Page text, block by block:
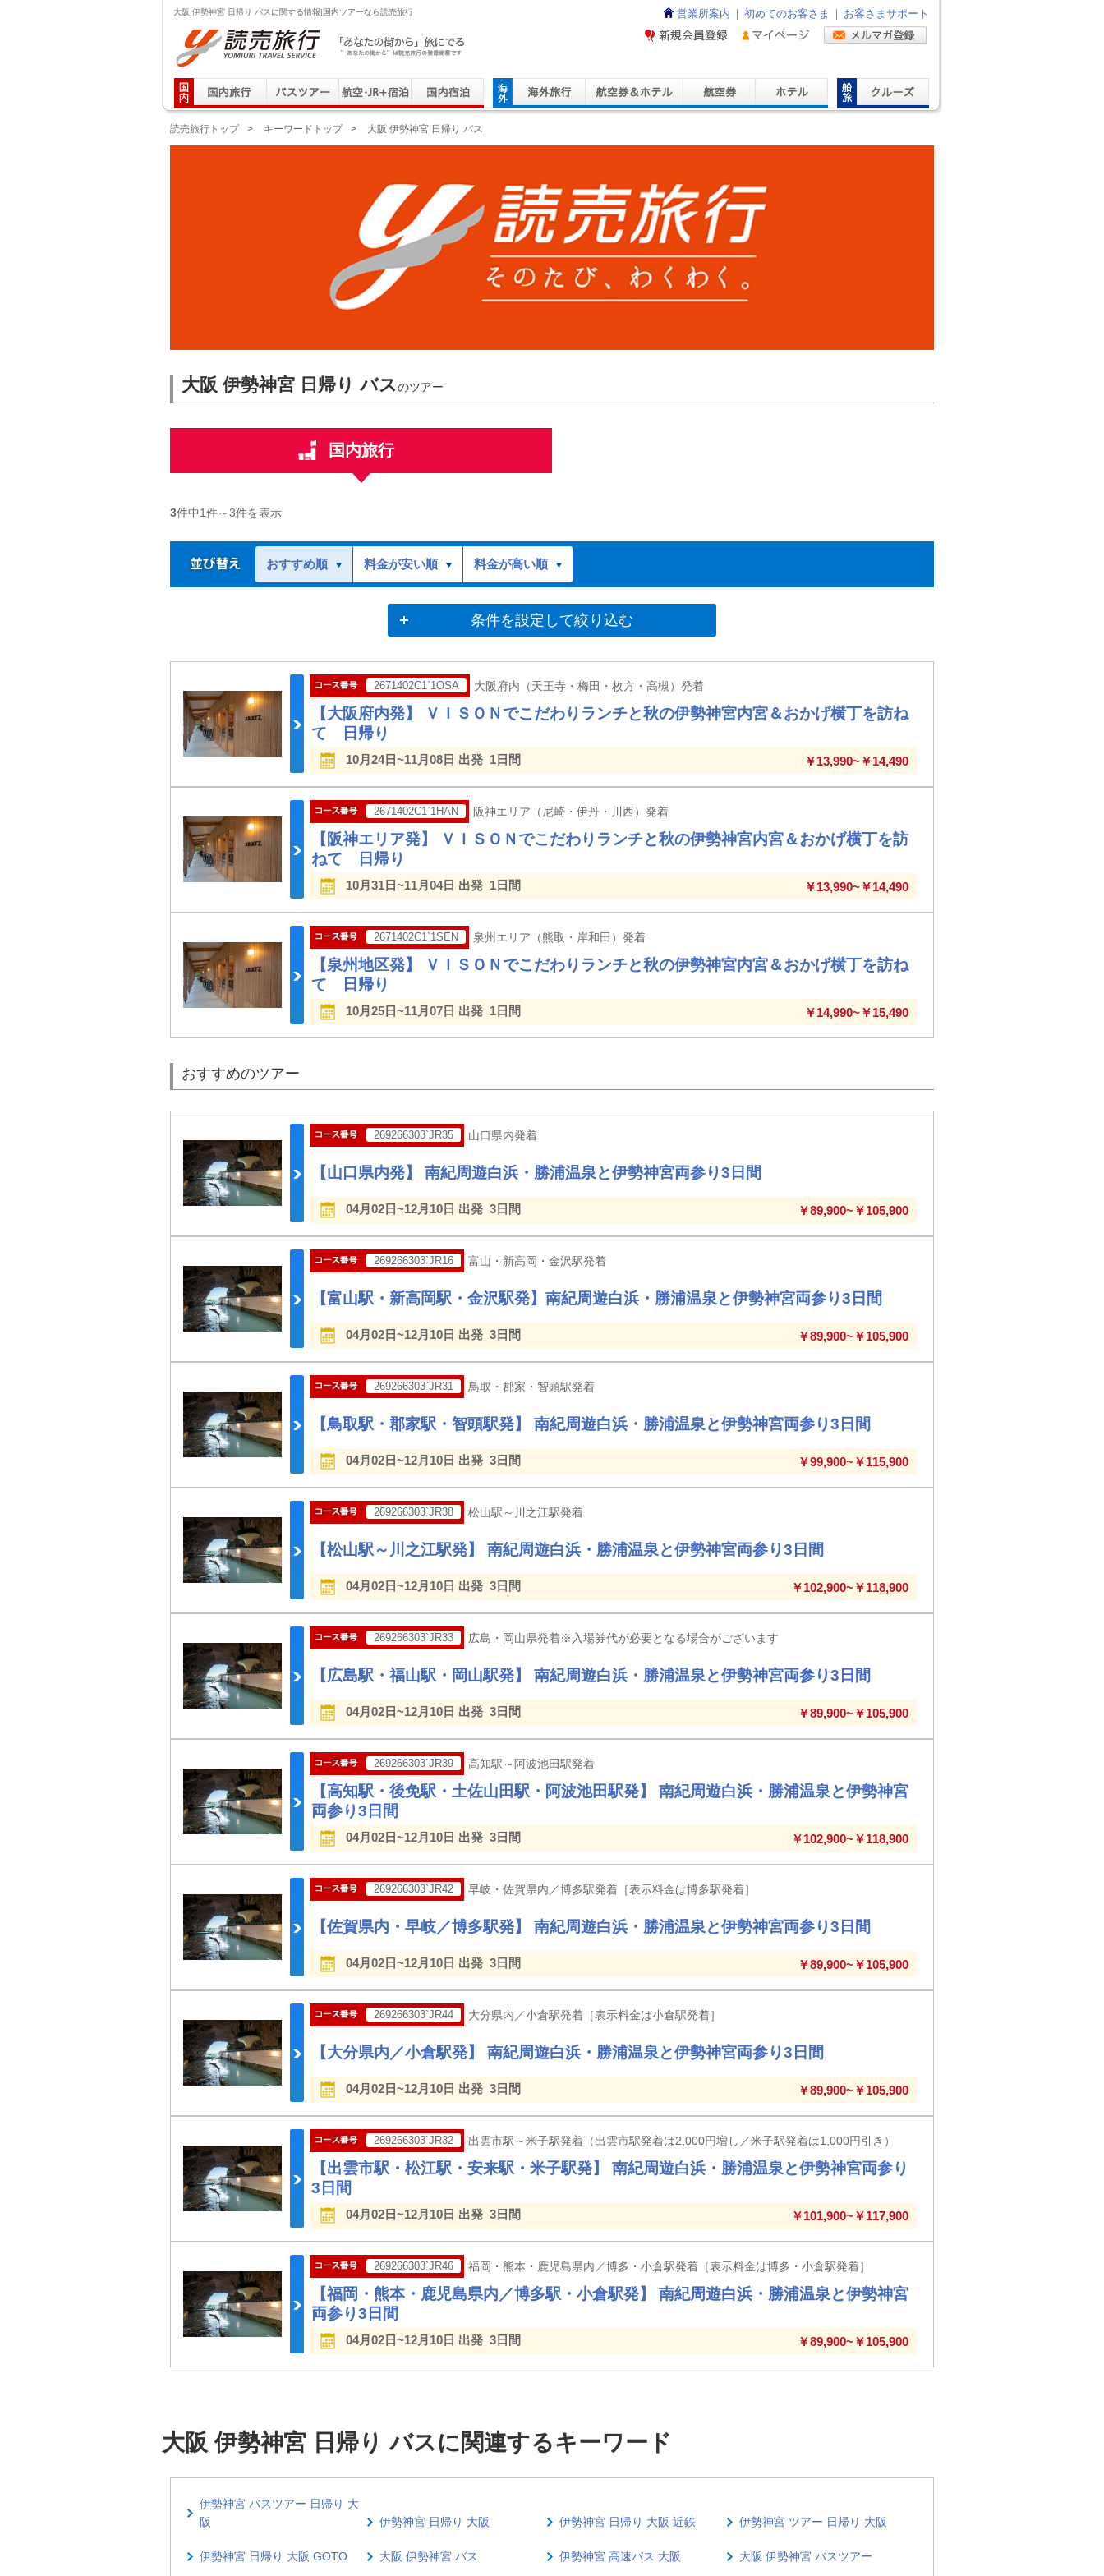
大阪 伊勢神宮 日帰り バスに関する情報|国内ツアーなら読売旅行
読売旅行 「あなたの街から」旅にでる｜Yomiuri Travel Service
営業所案内 初めてのお客さま お客さまサポート
読売旅行トップ > キーワードトップ > 大阪 伊勢神宮 日帰り バス
大阪 伊勢神宮 日帰り バスのツアー
国内旅行
3件中1件～3件を表示
おすすめ順 料金が安い順 料金が高い順
条件を設定して絞り込む
2671402C1`1OSA 大阪府内（天王寺・梅田・枚方・高槻）発着
【大阪府内発】 ＶＩＳＯＮでこだわりランチと秋の伊勢神宮内宮＆おかげ横丁を訪ね
て 日帰り
10月24日~11月08日 出発 1日間 ￥13,990~￥14,490
2671402C1`1HAN 阪神エリア（尼崎・伊丹・川西）発着
【阪神エリア発】 ＶＩＳＯＮでこだわりランチと秋の伊勢神宮内宮＆おかげ横丁を訪
ねて 日帰り
10月31日~11月04日 出発 1日間 ￥13,990~￥14,490
2671402C1`1SEN 泉州エリア（熊取・岸和田）発着
【泉州地区発】 ＶＩＳＯＮでこだわりランチと秋の伊勢神宮内宮＆おかげ横丁を訪ね
て 日帰り
10月25日~11月07日 出発 1日間 ￥14,990~￥15,490
おすすめのツアー
269266303`JR35 山口県内発着
【山口県内発】 南紀周遊白浜・勝浦温泉と伊勢神宮両参り3日間
04月02日~12月10日 出発 3日間 ￥89,900~￥105,900
269266303`JR16 富山・新高岡・金沢駅発着
【富山駅・新高岡駅・金沢駅発】南紀周遊白浜・勝浦温泉と伊勢神宮両参り3日間
04月02日~12月10日 出発 3日間 ￥89,900~￥105,900
269266303`JR31 鳥取・郡家・智頭駅発着
【鳥取駅・郡家駅・智頭駅発】 南紀周遊白浜・勝浦温泉と伊勢神宮両参り3日間
04月02日~12月10日 出発 3日間 ￥99,900~￥115,900
269266303`JR38 松山駅～川之江駅発着
【松山駅～川之江駅発】 南紀周遊白浜・勝浦温泉と伊勢神宮両参り3日間
04月02日~12月10日 出発 3日間 ￥102,900~￥118,900
269266303`JR33 広島・岡山県発着※入場券代が必要となる場合がございます
【広島駅・福山駅・岡山駅発】 南紀周遊白浜・勝浦温泉と伊勢神宮両参り3日間
04月02日~12月10日 出発 3日間 ￥89,900~￥105,900
269266303`JR39 高知駅～阿波池田駅発着
【高知駅・後免駅・土佐山田駅・阿波池田駅発】 南紀周遊白浜・勝浦温泉と伊勢神宮
両参り3日間
04月02日~12月10日 出発 3日間 ￥102,900~￥118,900
269266303`JR42 早岐・佐賀県内／博多駅発着［表示料金は博多駅発着］
【佐賀県内・早岐／博多駅発】 南紀周遊白浜・勝浦温泉と伊勢神宮両参り3日間
04月02日~12月10日 出発 3日間 ￥89,900~￥105,900
269266303`JR44 大分県内／小倉駅発着［表示料金は小倉駅発着］
【大分県内／小倉駅発】 南紀周遊白浜・勝浦温泉と伊勢神宮両参り3日間
04月02日~12月10日 出発 3日間 ￥89,900~￥105,900
269266303`JR32 出雲市駅～米子駅発着（出雲市駅発着は2,000円増し／米子駅発着は1,000円引き）
【出雲市駅・松江駅・安来駅・米子駅発】 南紀周遊白浜・勝浦温泉と伊勢神宮両参り
3日間
04月02日~12月10日 出発 3日間 ￥101,900~￥117,900
269266303`JR46 福岡・熊本・鹿児島県内／博多・小倉駅発着［表示料金は博多・小倉駅発着］
【福岡・熊本・鹿児島県内／博多駅・小倉駅発】 南紀周遊白浜・勝浦温泉と伊勢神宮
両参り3日間
04月02日~12月10日 出発 3日間 ￥89,900~￥105,900
大阪 伊勢神宮 日帰り バスに関連するキーワード
伊勢神宮 バスツアー 日帰り 大
阪
伊勢神宮 日帰り 大阪 伊勢神宮 日帰り 大阪 近鉄 伊勢神宮 ツアー 日帰り 大阪
伊勢神宮 日帰り 大阪 GOTO 大阪 伊勢神宮 バス 伊勢神宮 高速バス 大阪 大阪 伊勢神宮 バスツアー